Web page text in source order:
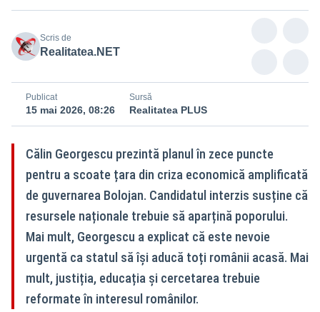
Scris de
Realitatea.NET
Publicat
15 mai 2026, 08:26
Sursă
Realitatea PLUS
Călin Georgescu prezintă planul în zece puncte
pentru a scoate țara din criza economică amplificată
de guvernarea Bolojan. Candidatul interzis susține că
resursele naționale trebuie să aparțină poporului.
Mai mult, Georgescu a explicat că este nevoie
urgentă ca statul să își aducă toți românii acasă. Mai
mult, justiția, educația și cercetarea trebuie
reformate în interesul românilor.